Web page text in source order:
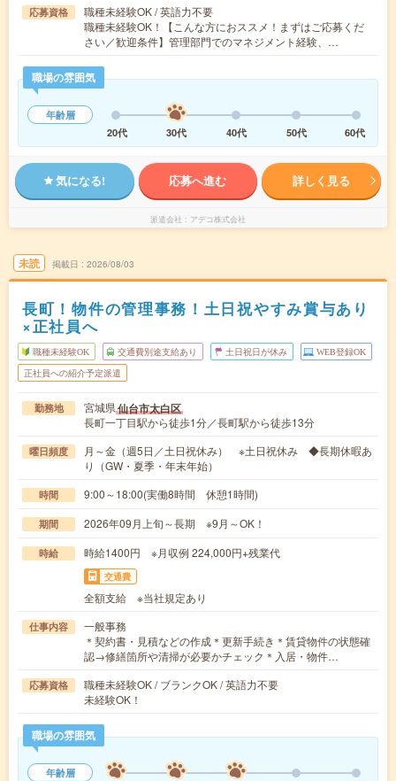
応募資格
職種未経験OK / 英語力不要
職種未経験OK！【こんな方におススメ！まずはご応募くだ
さい／歓迎条件】管理部門でのマネジメント経験、…
職場の雰囲気
年齢層
20代
30代 40代 50代 60代
気になる! 応募へ進む 詳しく見る
派遣会社 アデコ株式会社
未読 掲載日 2026/08/03
長町！物件の管理事務！土日祝やすみ賞与あり
×正社員へ
職種未経験OK 交通費別途支給あり 土日祝日が休み WEB登録OK
正社員への紹介予定派遣
勤務地 宮城県仙台市太白区
長町一丁目駅から徒歩1分／長町駅から徒歩13分
曜日頻度
月～金（週5日／土日祝休み） ※土日祝休み ◆長期休暇あ
り（GW・夏季・年末年始）
時間 9:00～18:00(実働8時間 休憩1時間)
期間 2026年09月上旬～長期 ※9月～OK！
時給 時給1400円 ※月収例 224,000円+残業代
交通費
全額支給 ※当社規定あり
仕事内容
一般事務
＊契約書・見積などの作成＊更新手続き＊賃貸物件の状態確
認→修繕箇所や清掃が必要かチェック＊入居・物件…
応募資格
職種未経験OK / ブランクOK / 英語力不要
未経験OK！
職場の雰囲気
年齢層